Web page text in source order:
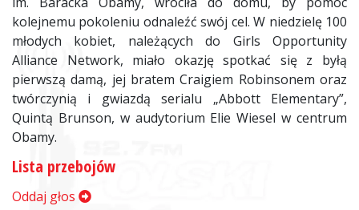
kolejnemu pokoleniu odnaleźć swój cel. W niedzielę 100
młodych kobiet, należących do Girls Opportunity
Alliance Network, miało okazję spotkać się z byłą
pierwszą damą, jej bratem Craigiem Robinsonem oraz
twórczynią i gwiazdą serialu „Abbott Elementary”,
Quintą Brunson, w audytorium Elie Wiesel w centrum
Obamy.
Lista przebojów
Oddaj głos